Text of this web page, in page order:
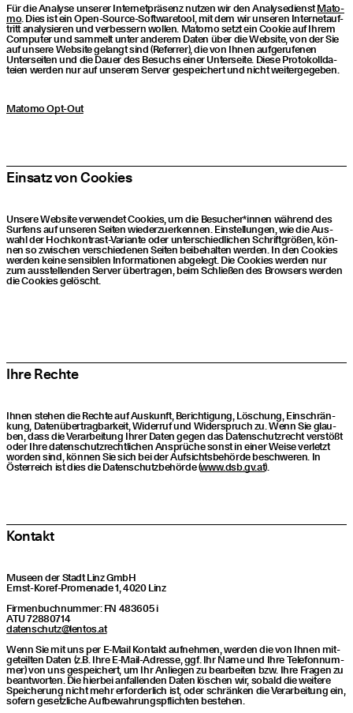
Für die Ana­ly­se unse­rer Inter­net­prä­senz nut­zen wir den Ana­ly­se­dienstMato­
mo. Dies ist ein Open-Source-Soft­ware­tool, mit dem wir unse­ren Inter­net­auf­
tritt ana­ly­sie­ren und ver­bes­sern wol­len. Mato­mo setzt ein Coo­kie auf Ihrem
Com­pu­ter und sam­melt unter ande­rem Daten über die Web­site, von der Sie
auf unse­re Web­site gelangt sind (Refer­rer), die von Ihnen auf­ge­ru­fe­nen
Unter­sei­ten und die Dau­er des Besuchs einer Unter­sei­te. Die­se Pro­to­koll­da­
tei­en wer­den nur auf unse­rem Ser­ver gespei­chert und nicht weitergegeben.
Matomo Opt-Out
Ein­satz von Cookies
Unse­re Web­site ver­wen­det Coo­kies, um die Besucher*innen wäh­rend des
Sur­fens auf unse­ren Sei­ten wie­der­zu­er­ken­nen. Ein­stel­lun­gen, wie die Aus­
wahl der Hoch­kon­trast-Vari­an­te oder unter­schied­li­chen Schrift­grö­ßen, kön­
nen so zwi­schen ver­schie­de­nen Sei­ten bei­be­hal­ten wer­den. In den Coo­kies
wer­den kei­ne sen­si­blen Infor­ma­tio­nen abge­legt. Die Coo­kies wer­den nur
zum aus­stel­len­den Ser­ver über­tra­gen, beim Schlie­ßen des Brow­sers wer­den
die Coo­kies gelöscht.
Ihre Rech­te
Ihnen ste­hen die Rech­te auf Aus­kunft, Berich­ti­gung, Löschung, Ein­schrän­
kung, Daten­über­trag­bar­keit, Wider­ruf und Wider­spruch zu. Wenn Sie glau­
ben, dass die Ver­ar­bei­tung Ihrer Daten gegen das Daten­schutz­recht ver­stößt
oder Ihre daten­schutz­recht­li­chen Ansprü­che sonst in einer Wei­se ver­letzt
wor­den sind, kön­nen Sie sich bei der Auf­sichts­be­hör­de beschwe­ren. In
Öster­reich ist dies die Daten­schutz­be­hör­de (www​.dsb​.gv​.at).
Kon­takt
Muse­en der Stadt Linz GmbH
Ernst-Koref-Pro­me­na­de 1, 4020 Linz
Fir­men­buch­num­mer: FN 483605 i
ATU 72880714
datenschutz@​lentos.​at
Wenn Sie mit uns per E‑Mail Kon­takt auf­neh­men, wer­den die von Ihnen mit­
ge­teil­ten Daten (z.B. Ihre E‑Mail-Adres­se, ggf. Ihr Name und Ihre Tele­fon­num­
mer) von uns gespei­chert, um Ihr Anlie­gen zu bear­bei­ten bzw. Ihre Fra­gen zu
beant­wor­ten. Die hier­bei anfal­len­den Daten löschen wir, sobald die wei­te­re
Spei­che­rung nicht mehr erfor­der­lich ist, oder schrän­ken die Ver­ar­bei­tung ein,
sofern gesetz­li­che Auf­be­wah­rungs­pflich­ten bestehen.